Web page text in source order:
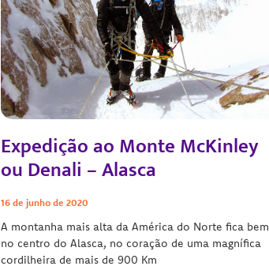
Expedição ao Monte McKinley
ou Denali – Alasca
16 de junho de 2020
A montanha mais alta da América do Norte fica bem
no centro do Alasca, no coração de uma magnífica
cordilheira de mais de 900 Km